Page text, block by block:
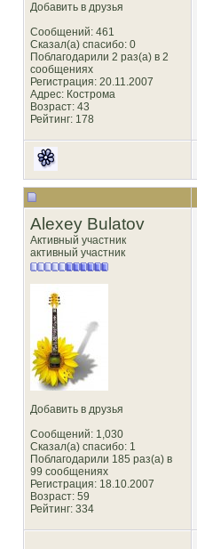
Добавить в друзья
Сообщений: 461
Сказал(а) спасибо: 0
Поблагодарили 2 раз(а) в 2
сообщениях
Регистрация: 20.11.2007
Адрес: Кострома
Возраст: 43
Рейтинг: 178
Alexey Bulatov
Активный участник
активный участник
Добавить в друзья
Сообщений: 1,030
Сказал(а) спасибо: 1
Поблагодарили 185 раз(а) в
99 сообщениях
Регистрация: 18.10.2007
Возраст: 59
Рейтинг: 334